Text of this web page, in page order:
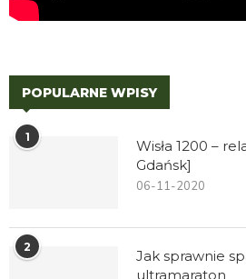
POPULARNE WPISY
1
Wisła 1200 –
Gdańsk]
06-11-2020
2
Jak sprawnie
ultramaraton